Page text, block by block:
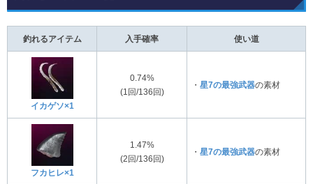
釣れるアイテム 入手確率 使い道
イカゲソ×1
0.74%
(1回/136回)
・ 星7の最強武器の素材
フカヒレ×1
1.47%
(2回/136回)
・ 星7の最強武器の素材